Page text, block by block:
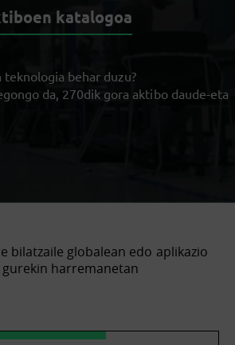
katalogoa
teknologia behar duzu?
da, 270dik gora aktibo daude-eta
bilatzaile globalean edo aplikazio
harremanetan